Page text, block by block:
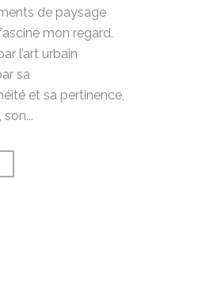
de paysage
mon regard.
l’art urbain
sa
et sa pertinence,